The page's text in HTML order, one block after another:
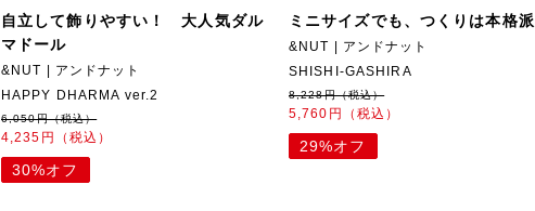
自立して飾りやすい！ 大人気ダル
マドール
&NUT | アンドナット
HAPPY DHARMA ver.2
6,050円（税込）
4,235円（税込）
30%オフ
ミニサイズでも、つくりは本格派
&NUT | アンドナット
SHISHI-GASHIRA
8,228円（税込）
5,760円（税込）
29%オフ